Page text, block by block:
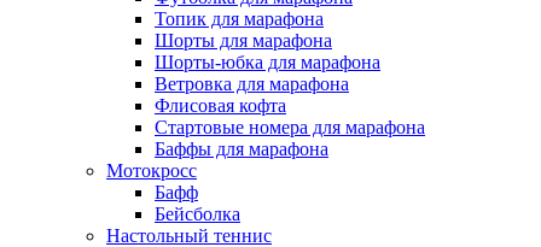
Топик для марафона
Шорты для марафона
Шорты-юбка для марафона
Ветровка для марафона
Флисовая кофта
Стартовые номера для марафона
Баффы для марафона
Мотокросс
Бафф
Бейсболка
Настольный теннис